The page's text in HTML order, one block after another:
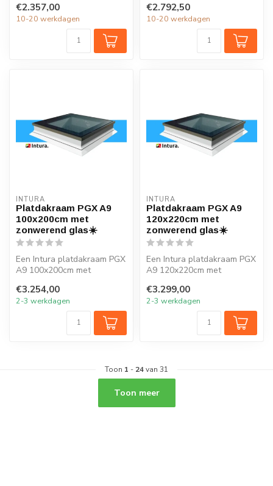
vertrek ...
€2.357,00
10-20 werkdagen
ideaal ...
€2.792,50
10-20 werkdagen
INTURA
Platdakraam PGX A9
100x200cm met
zonwerend glas☀️
Een Intura platdakraam PGX
A9 100x200cm met
vertrek ...
€3.254,00
2-3 werkdagen
INTURA
Platdakraam PGX A9
120x220cm met
zonwerend glas☀️
Een Intura platdakraam PGX
A9 120x220cm met
vertrek ...
€3.299,00
2-3 werkdagen
Toon 1 - 24van 31
Toon meer